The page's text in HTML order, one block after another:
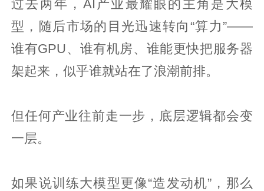
过去两年，AI产业最耀眼的主角是大模
型，随后市场的目光迅速转向“算力”——
谁有GPU、谁有机房、谁能更快把服务器
架起来，似乎谁就站在了浪潮前排。
但任何产业往前走一步，底层逻辑都会变
一层。
如果说训练大模型更像“造发动机”，那么